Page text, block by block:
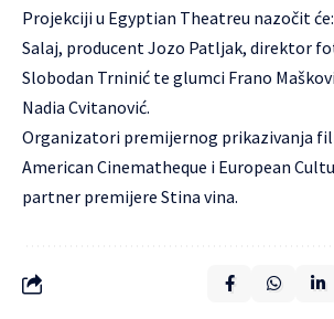
Projekciji u Egyptian Theatreu nazočit
Salaj, producent Jozo Patljak, direktor
Slobodan Trninić te glumci Frano
Nadia Cvitanović.
Organizatori premijernog prikazivanja
American Cinematheque i European
partner premijere Stina vina.